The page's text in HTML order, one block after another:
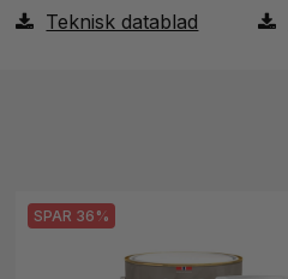
Teknisk datablad
SPAR 36%